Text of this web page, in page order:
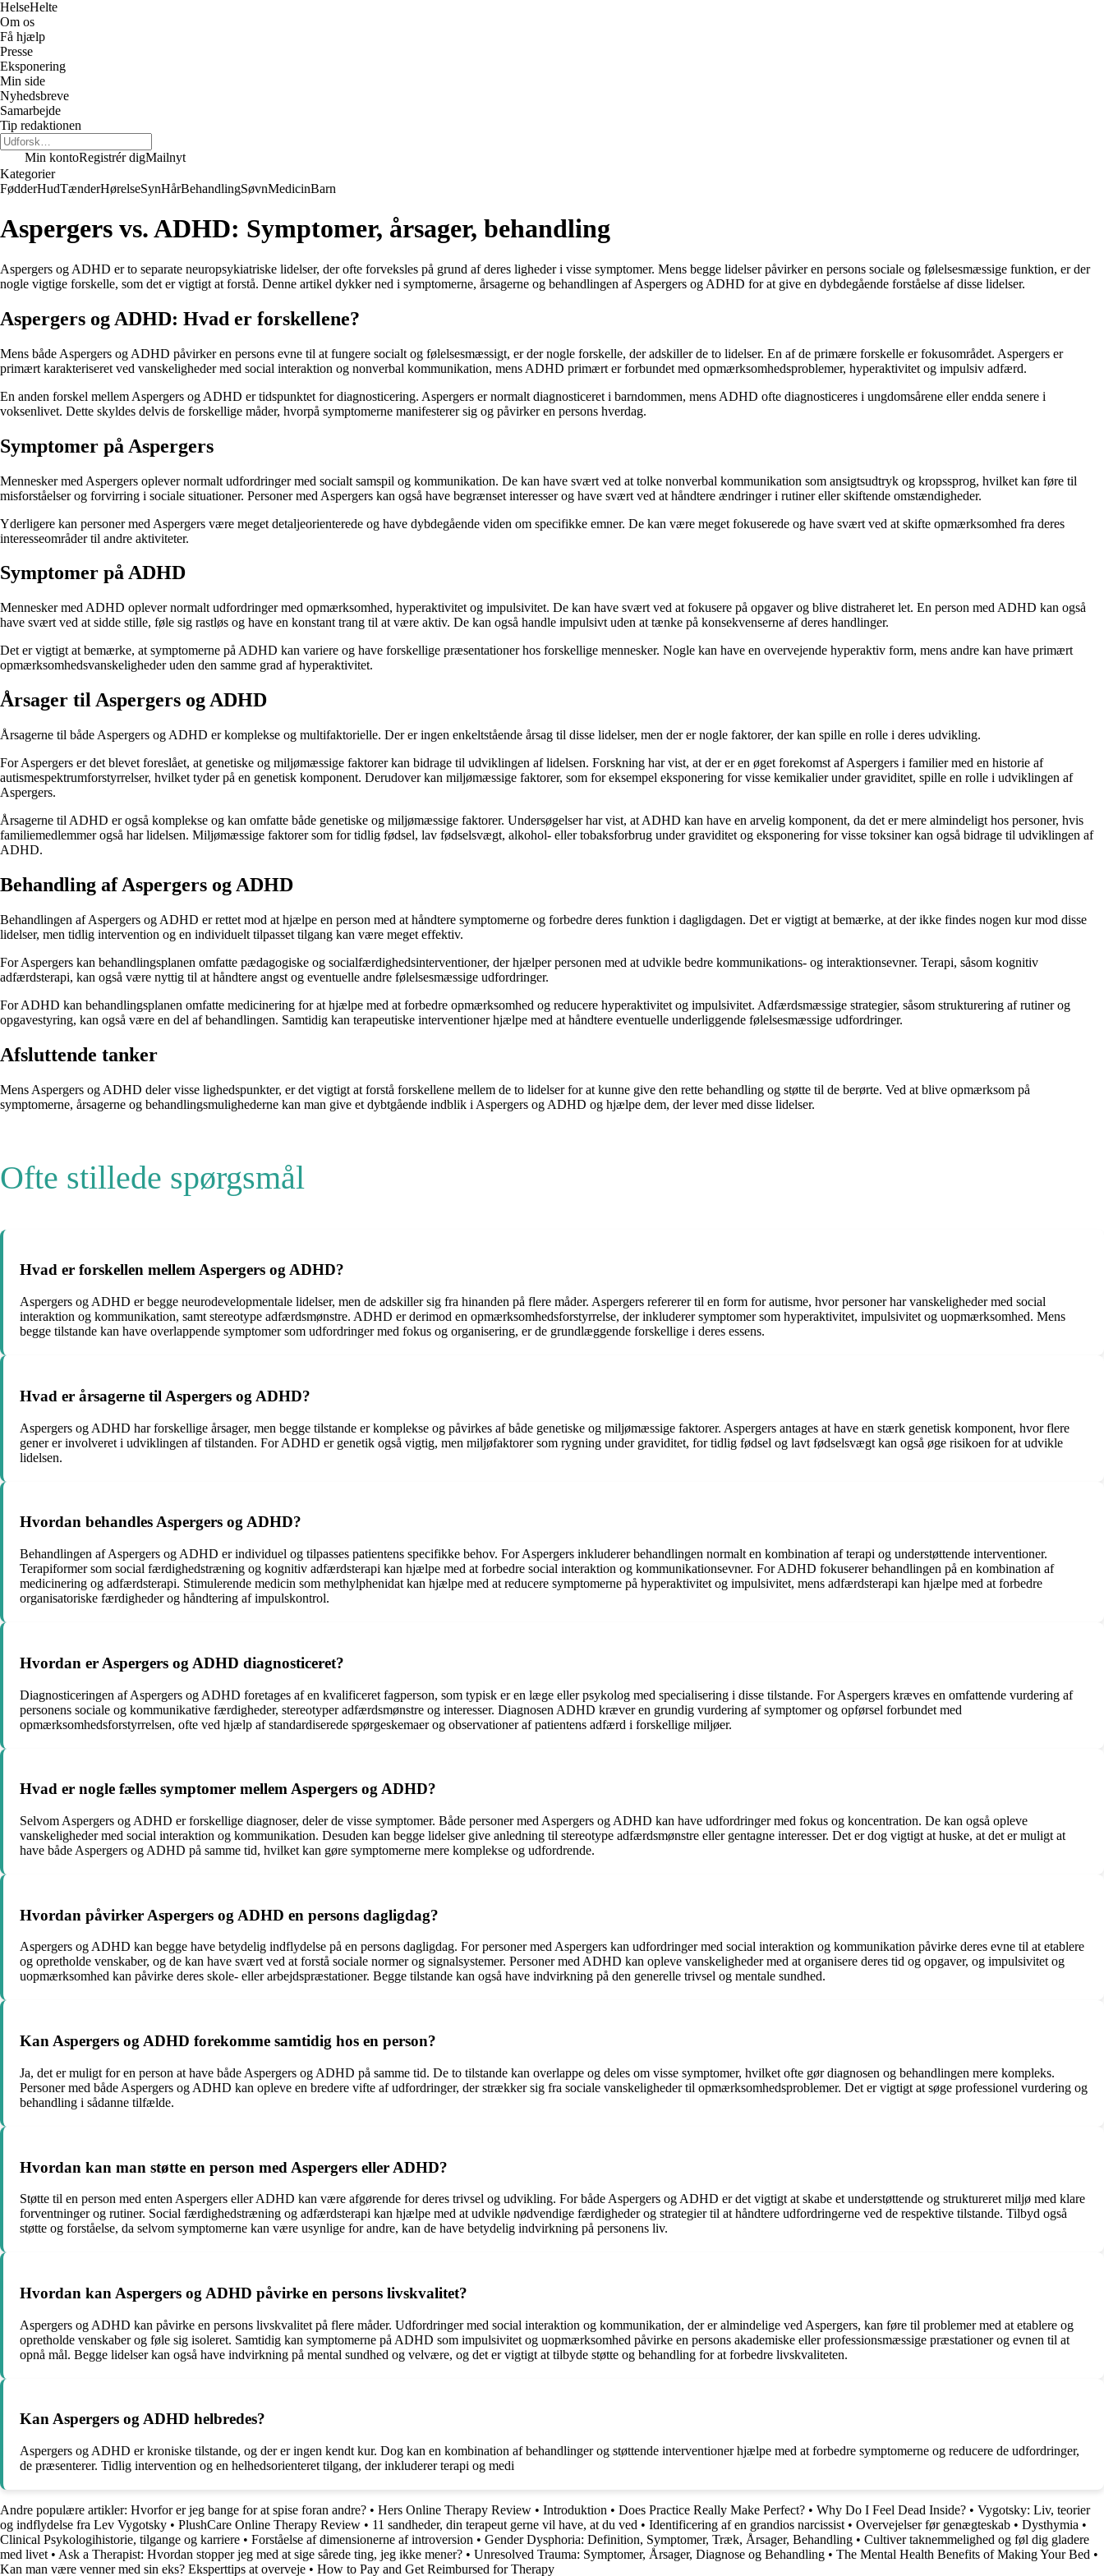
HelseHelte
Om os
Få hjælp
Presse
Eksponering
Min side
Nyhedsbreve
Samarbejde
Tip redaktionen
Min kontoRegistrér digMailnyt
Kategorier
FødderHudTænderHørelseSynHårBehandlingSøvnMedicinBarn
Aspergers vs. ADHD: Symptomer, årsager, behandling
Aspergers og ADHD er to separate neuropsykiatriske lidelser, der ofte forveksles på grund af deres ligheder i visse symptomer. Mens begge lidelser påvirker en persons sociale og følelsesmæssige funktion, er der
nogle vigtige forskelle, som det er vigtigt at forstå. Denne artikel dykker ned i symptomerne, årsagerne og behandlingen af Aspergers og ADHD for at give en dybdegående forståelse af disse lidelser.
Aspergers og ADHD: Hvad er forskellene?
Mens både Aspergers og ADHD påvirker en persons evne til at fungere socialt og følelsesmæssigt, er der nogle forskelle, der adskiller de to lidelser. En af de primære forskelle er fokusområdet. Aspergers er
primært karakteriseret ved vanskeligheder med social interaktion og nonverbal kommunikation, mens ADHD primært er forbundet med opmærksomhedsproblemer, hyperaktivitet og impulsiv adfærd.
En anden forskel mellem Aspergers og ADHD er tidspunktet for diagnosticering. Aspergers er normalt diagnosticeret i barndommen, mens ADHD ofte diagnosticeres i ungdomsårene eller endda senere i
voksenlivet. Dette skyldes delvis de forskellige måder, hvorpå symptomerne manifesterer sig og påvirker en persons hverdag.
Symptomer på Aspergers
Mennesker med Aspergers oplever normalt udfordringer med socialt samspil og kommunikation. De kan have svært ved at tolke nonverbal kommunikation som ansigtsudtryk og kropssprog, hvilket kan føre til
misforståelser og forvirring i sociale situationer. Personer med Aspergers kan også have begrænset interesser og have svært ved at håndtere ændringer i rutiner eller skiftende omstændigheder.
Yderligere kan personer med Aspergers være meget detaljeorienterede og have dybdegående viden om specifikke emner. De kan være meget fokuserede og have svært ved at skifte opmærksomhed fra deres
interesseområder til andre aktiviteter.
Symptomer på ADHD
Mennesker med ADHD oplever normalt udfordringer med opmærksomhed, hyperaktivitet og impulsivitet. De kan have svært ved at fokusere på opgaver og blive distraheret let. En person med ADHD kan også
have svært ved at sidde stille, føle sig rastløs og have en konstant trang til at være aktiv. De kan også handle impulsivt uden at tænke på konsekvenserne af deres handlinger.
Det er vigtigt at bemærke, at symptomerne på ADHD kan variere og have forskellige præsentationer hos forskellige mennesker. Nogle kan have en overvejende hyperaktiv form, mens andre kan have primært
opmærksomhedsvanskeligheder uden den samme grad af hyperaktivitet.
Årsager til Aspergers og ADHD
Årsagerne til både Aspergers og ADHD er komplekse og multifaktorielle. Der er ingen enkeltstående årsag til disse lidelser, men der er nogle faktorer, der kan spille en rolle i deres udvikling.
For Aspergers er det blevet foreslået, at genetiske og miljømæssige faktorer kan bidrage til udviklingen af lidelsen. Forskning har vist, at der er en øget forekomst af Aspergers i familier med en historie af
autismespektrumforstyrrelser, hvilket tyder på en genetisk komponent. Derudover kan miljømæssige faktorer, som for eksempel eksponering for visse kemikalier under graviditet, spille en rolle i udviklingen af
Aspergers.
Årsagerne til ADHD er også komplekse og kan omfatte både genetiske og miljømæssige faktorer. Undersøgelser har vist, at ADHD kan have en arvelig komponent, da det er mere almindeligt hos personer, hvis
familiemedlemmer også har lidelsen. Miljømæssige faktorer som for tidlig fødsel, lav fødselsvægt, alkohol- eller tobaksforbrug under graviditet og eksponering for visse toksiner kan også bidrage til udviklingen af
ADHD.
Behandling af Aspergers og ADHD
Behandlingen af Aspergers og ADHD er rettet mod at hjælpe en person med at håndtere symptomerne og forbedre deres funktion i dagligdagen. Det er vigtigt at bemærke, at der ikke findes nogen kur mod disse
lidelser, men tidlig intervention og en individuelt tilpasset tilgang kan være meget effektiv.
For Aspergers kan behandlingsplanen omfatte pædagogiske og socialfærdighedsinterventioner, der hjælper personen med at udvikle bedre kommunikations- og interaktionsevner. Terapi, såsom kognitiv
adfærdsterapi, kan også være nyttig til at håndtere angst og eventuelle andre følelsesmæssige udfordringer.
For ADHD kan behandlingsplanen omfatte medicinering for at hjælpe med at forbedre opmærksomhed og reducere hyperaktivitet og impulsivitet. Adfærdsmæssige strategier, såsom strukturering af rutiner og
opgavestyring, kan også være en del af behandlingen. Samtidig kan terapeutiske interventioner hjælpe med at håndtere eventuelle underliggende følelsesmæssige udfordringer.
Afsluttende tanker
Mens Aspergers og ADHD deler visse lighedspunkter, er det vigtigt at forstå forskellene mellem de to lidelser for at kunne give den rette behandling og støtte til de berørte. Ved at blive opmærksom på
symptomerne, årsagerne og behandlingsmulighederne kan man give et dybtgående indblik i Aspergers og ADHD og hjælpe dem, der lever med disse lidelser.
Ofte stillede spørgsmål
Hvad er forskellen mellem Aspergers og ADHD?
Aspergers og ADHD er begge neurodevelopmentale lidelser, men de adskiller sig fra hinanden på flere måder. Aspergers refererer til en form for autisme, hvor personer har vanskeligheder med social
interaktion og kommunikation, samt stereotype adfærdsmønstre. ADHD er derimod en opmærksomhedsforstyrrelse, der inkluderer symptomer som hyperaktivitet, impulsivitet og uopmærksomhed. Mens
begge tilstande kan have overlappende symptomer som udfordringer med fokus og organisering, er de grundlæggende forskellige i deres essens.
Hvad er årsagerne til Aspergers og ADHD?
Aspergers og ADHD har forskellige årsager, men begge tilstande er komplekse og påvirkes af både genetiske og miljømæssige faktorer. Aspergers antages at have en stærk genetisk komponent, hvor flere
gener er involveret i udviklingen af tilstanden. For ADHD er genetik også vigtig, men miljøfaktorer som rygning under graviditet, for tidlig fødsel og lavt fødselsvægt kan også øge risikoen for at udvikle
lidelsen.
Hvordan behandles Aspergers og ADHD?
Behandlingen af Aspergers og ADHD er individuel og tilpasses patientens specifikke behov. For Aspergers inkluderer behandlingen normalt en kombination af terapi og understøttende interventioner.
Terapiformer som social færdighedstræning og kognitiv adfærdsterapi kan hjælpe med at forbedre social interaktion og kommunikationsevner. For ADHD fokuserer behandlingen på en kombination af
medicinering og adfærdsterapi. Stimulerende medicin som methylphenidat kan hjælpe med at reducere symptomerne på hyperaktivitet og impulsivitet, mens adfærdsterapi kan hjælpe med at forbedre
organisatoriske færdigheder og håndtering af impulskontrol.
Hvordan er Aspergers og ADHD diagnosticeret?
Diagnosticeringen af Aspergers og ADHD foretages af en kvalificeret fagperson, som typisk er en læge eller psykolog med specialisering i disse tilstande. For Aspergers kræves en omfattende vurdering af
personens sociale og kommunikative færdigheder, stereotyper adfærdsmønstre og interesser. Diagnosen ADHD kræver en grundig vurdering af symptomer og opførsel forbundet med
opmærksomhedsforstyrrelsen, ofte ved hjælp af standardiserede spørgeskemaer og observationer af patientens adfærd i forskellige miljøer.
Hvad er nogle fælles symptomer mellem Aspergers og ADHD?
Selvom Aspergers og ADHD er forskellige diagnoser, deler de visse symptomer. Både personer med Aspergers og ADHD kan have udfordringer med fokus og koncentration. De kan også opleve
vanskeligheder med social interaktion og kommunikation. Desuden kan begge lidelser give anledning til stereotype adfærdsmønstre eller gentagne interesser. Det er dog vigtigt at huske, at det er muligt at
have både Aspergers og ADHD på samme tid, hvilket kan gøre symptomerne mere komplekse og udfordrende.
Hvordan påvirker Aspergers og ADHD en persons dagligdag?
Aspergers og ADHD kan begge have betydelig indflydelse på en persons dagligdag. For personer med Aspergers kan udfordringer med social interaktion og kommunikation påvirke deres evne til at etablere
og opretholde venskaber, og de kan have svært ved at forstå sociale normer og signalsystemer. Personer med ADHD kan opleve vanskeligheder med at organisere deres tid og opgaver, og impulsivitet og
uopmærksomhed kan påvirke deres skole- eller arbejdspræstationer. Begge tilstande kan også have indvirkning på den generelle trivsel og mentale sundhed.
Kan Aspergers og ADHD forekomme samtidig hos en person?
Ja, det er muligt for en person at have både Aspergers og ADHD på samme tid. De to tilstande kan overlappe og deles om visse symptomer, hvilket ofte gør diagnosen og behandlingen mere kompleks.
Personer med både Aspergers og ADHD kan opleve en bredere vifte af udfordringer, der strækker sig fra sociale vanskeligheder til opmærksomhedsproblemer. Det er vigtigt at søge professionel vurdering og
behandling i sådanne tilfælde.
Hvordan kan man støtte en person med Aspergers eller ADHD?
Støtte til en person med enten Aspergers eller ADHD kan være afgørende for deres trivsel og udvikling. For både Aspergers og ADHD er det vigtigt at skabe et understøttende og struktureret miljø med klare
forventninger og rutiner. Social færdighedstræning og adfærdsterapi kan hjælpe med at udvikle nødvendige færdigheder og strategier til at håndtere udfordringerne ved de respektive tilstande. Tilbyd også
støtte og forståelse, da selvom symptomerne kan være usynlige for andre, kan de have betydelig indvirkning på personens liv.
Hvordan kan Aspergers og ADHD påvirke en persons livskvalitet?
Aspergers og ADHD kan påvirke en persons livskvalitet på flere måder. Udfordringer med social interaktion og kommunikation, der er almindelige ved Aspergers, kan føre til problemer med at etablere og
opretholde venskaber og føle sig isoleret. Samtidig kan symptomerne på ADHD som impulsivitet og uopmærksomhed påvirke en persons akademiske eller professionsmæssige præstationer og evnen til at
opnå mål. Begge lidelser kan også have indvirkning på mental sundhed og velvære, og det er vigtigt at tilbyde støtte og behandling for at forbedre livskvaliteten.
Kan Aspergers og ADHD helbredes?
Aspergers og ADHD er kroniske tilstande, og der er ingen kendt kur. Dog kan en kombination af behandlinger og støttende interventioner hjælpe med at forbedre symptomerne og reducere de udfordringer,
de præsenterer. Tidlig intervention og en helhedsorienteret tilgang, der inkluderer terapi og medi
Andre populære artikler: Hvorfor er jeg bange for at spise foran andre? • Hers Online Therapy Review • Introduktion • Does Practice Really Make Perfect? • Why Do I Feel Dead Inside? • Vygotsky: Liv, teorier
og indflydelse fra Lev Vygotsky • PlushCare Online Therapy Review • 11 sandheder, din terapeut gerne vil have, at du ved • Identificering af en grandios narcissist • Overvejelser før genægteskab • Dysthymia •
Clinical Psykologihistorie, tilgange og karriere • Forståelse af dimensionerne af introversion • Gender Dysphoria: Definition, Symptomer, Træk, Årsager, Behandling • Cultiver taknemmelighed og føl dig gladere
med livet • Ask a Therapist: Hvordan stopper jeg med at sige sårede ting, jeg ikke mener? • Unresolved Trauma: Symptomer, Årsager, Diagnose og Behandling • The Mental Health Benefits of Making Your Bed •
Kan man være venner med sin eks? Eksperttips at overveje • How to Pay and Get Reimbursed for Therapy